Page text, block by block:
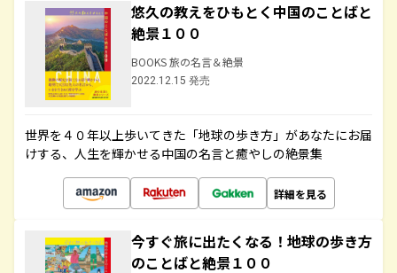
悠久の教えをひもとく中国のことばと
絶景１００
BOOKS 旅の名言＆絶景
2022.12.15 発売
世界を４０年以上歩いてきた「地球の歩き方」があなたにお届
けする、人生を輝かせる中国の名言と癒やしの絶景集
詳細を見る
今すぐ旅に出たくなる！地球の歩き方
のことばと絶景１００